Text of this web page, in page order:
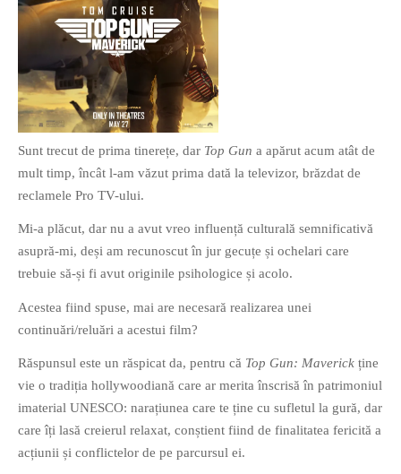
cinismul cu idealismul si
poezia cu umorul.
DESCARCĂ!
If you like movies, words and
mind games, then this is the
book for you. Take the
Sunt trecut de prima tinerețe, dar Top Gun a apărut acum atât de
mult timp, încât l-am văzut prima dată la televizor, brăzdat de
reclamele Pro TV-ului.
Mi-a plăcut, dar nu a avut vreo influență culturală semnificativă
asupră-mi, deși am recunoscut în jur gecuțe și ochelari care
trebuie să-și fi avut originile psihologice și acolo.
Acestea fiind spuse, mai are necesară realizarea unei
continuări/reluări a acestui film?
Răspunsul este un răspicat da, pentru că Top Gun: Maverick ține
vie o tradiția hollywoodiană care ar merita înscrisă în patrimoniul
imaterial UNESCO: narațiunea care te ține cu sufletul la gură, dar
care îți lasă creierul relaxat, conștient fiind de finalitatea fericită a
acțiunii și conflictelor de pe parcursul ei.